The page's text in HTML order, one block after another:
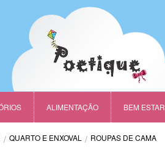
ALIMENTAÇÃO BEM ESTAR
QUARTO E ENXOVAL ROUPAS DE CAMA